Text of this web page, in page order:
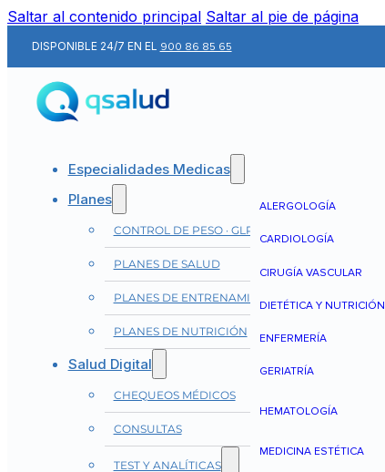
Saltar al contenido principal Saltar al pie de página
DISPONIBLE 24/7 EN EL 900 86 85 65
Especialidades Medicas
ALERGOLOGÍA
CARDIOLOGÍA
CIRUGÍA VASCULAR
DIETÉTICA Y NUTRICIÓN
ENFERMERÍA
GERIATRÍA
HEMATOLOGÍA
MEDICINA ESTÉTICA
Planes
CONTROL DE PESO · GLP-1
PLANES DE SALUD
PLANES DE ENTRENAMIENTO
PLANES DE NUTRICIÓN
Salud Digital
CHEQUEOS MÉDICOS
CONSULTAS
TEST Y ANALÍTICAS